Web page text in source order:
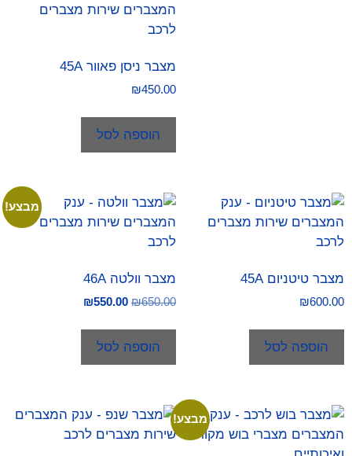
מצבר ניסן פאוור 45A
₪450.00
הוספה לסל
מצבר טיטניום 45A
₪600.00
הוספה לסל
מבצע!
מצבר וולטה 46A
₪650.00
₪550.00
הוספה לסל
מבצע!